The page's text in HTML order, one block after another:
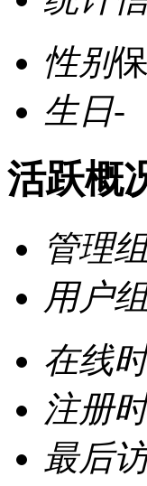
性别
生日-
活跃概
管理
用户
在线
注册
最后